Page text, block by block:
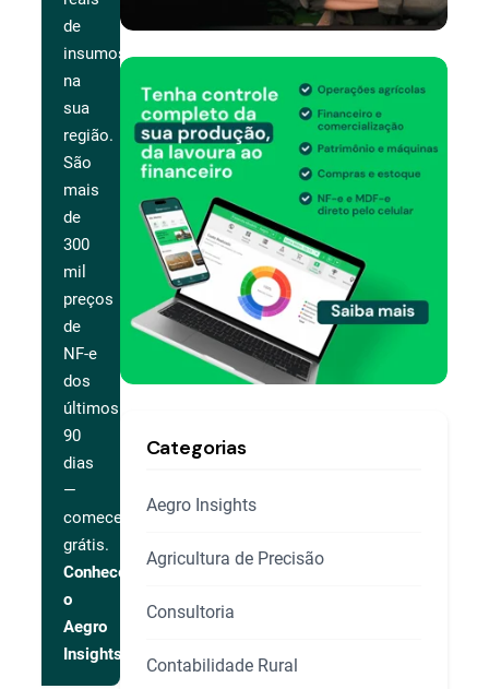
de
insumos
na
sua
região.
São
mais
de
300
mil
preços
de
NF-e
dos
últimos
90
dias
—
comece
grátis.
Conhecer
o
Aegro
Insights
Categorias
Aegro Insights
Agricultura de Precisão
Consultoria
Contabilidade Rural